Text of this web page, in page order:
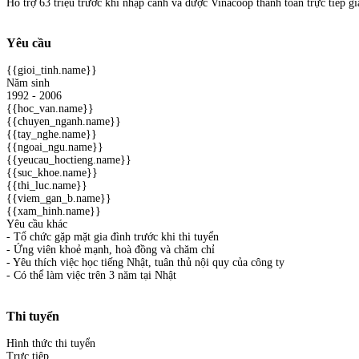
Hỗ trợ 63 triệu trước khi nhập cảnh và được Vinacoop thanh toán trực tiếp
Yêu cầu
{{gioi_tinh.name}}
Năm sinh
1992 - 2006
{{hoc_van.name}}
{{chuyen_nganh.name}}
{{tay_nghe.name}}
{{ngoai_ngu.name}}
{{yeucau_hoctieng.name}}
{{suc_khoe.name}}
{{thi_luc.name}}
{{viem_gan_b.name}}
{{xam_hinh.name}}
Yêu cầu khác
- Tổ chức gặp mặt gia đình trước khi thi tuyển
- Ứng viên khoẻ mạnh, hoà đồng và chăm chỉ
- Yêu thích việc học tiếng Nhật, tuân thủ nội quy của công ty
- Có thể làm việc trên 3 năm tại Nhật
Thi tuyển
Hình thức thi tuyển
Trực tiêp